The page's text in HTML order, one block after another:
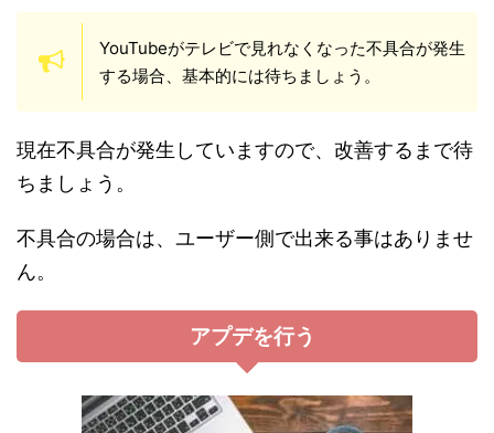
YouTubeがテレビで見れなくなった不具合が発生
する場合、基本的には待ちましょう。
現在不具合が発生していますので、改善するまで待
ちましょう。
不具合の場合は、ユーザー側で出来る事はありませ
ん。
アプデを行う